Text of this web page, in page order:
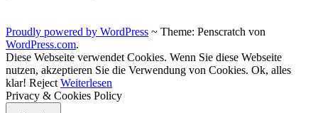
Proudly powered by WordPress ~ Theme: Penscratch von
WordPress.com.
Diese Webseite verwendet Cookies. Wenn Sie diese Webseite
nutzen, akzeptieren Sie die Verwendung von Cookies. Ok, alles
klar! Reject Weiterlesen
Privacy & Cookies Policy